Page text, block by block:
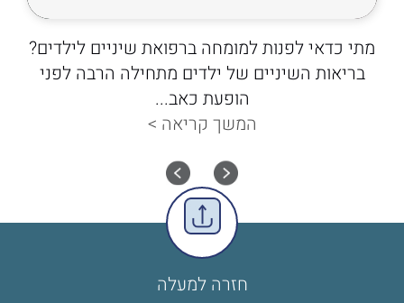
מתי כדאי לפנות למומחה ברפואת שיניים לילדים?
בריאות השיניים של ילדים מתחילה הרבה לפני
הופעת כאב...
המשך קריאה >
חזרה למעלה